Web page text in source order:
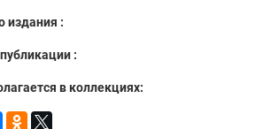
издания :
:
в коллекциях: